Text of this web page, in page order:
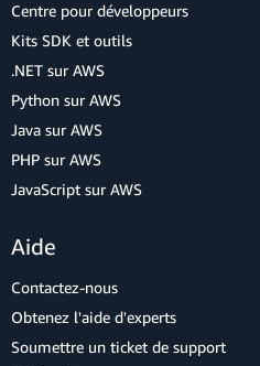
Centre pour développeurs
Kits SDK et outils
.NET sur AWS
Python sur AWS
Java sur AWS
PHP sur AWS
JavaScript sur AWS
Aide
Contactez-nous
Obtenez l'aide d'experts
Soumettre un ticket de support